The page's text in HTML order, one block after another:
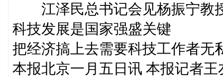
江泽民总书记会见杨振宁教
科技发展是国家强盛关键
把经济搞上去需要科技工作者无
本报北京一月五日讯 本报记者